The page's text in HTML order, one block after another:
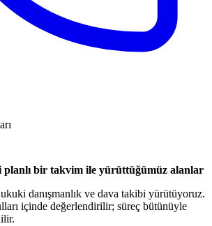
bir takvim ile yürüttüğümüz alanlar
danışmanlık ve dava takibi yürütüyoruz.
içinde değerlendirilir; süreç bütünüyle